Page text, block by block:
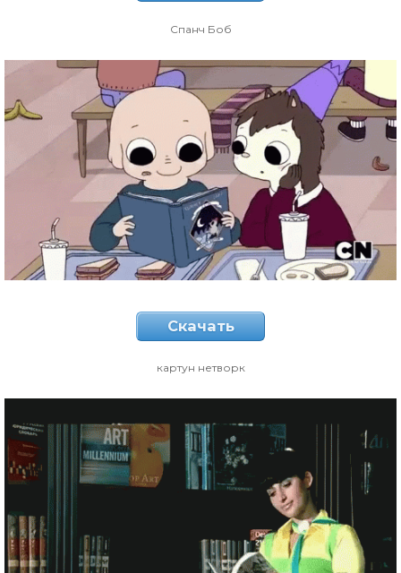
Спанч Боб
Скачать
картун нетворк